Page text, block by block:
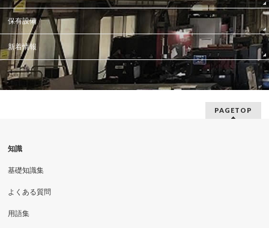
保有設備
新着情報
PAGETOP
知識
基礎知識集
よくある質問
用語集